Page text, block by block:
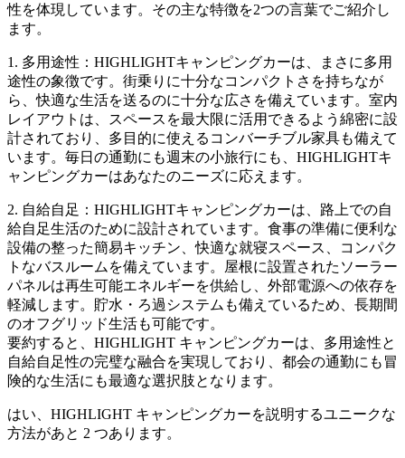
性を体現しています。その主な特徴を2つの言葉でご紹介し
ます。
1. 多用途性：HIGHLIGHTキャンピングカーは、まさに多用
途性の象徴です。街乗りに十分なコンパクトさを持ちなが
ら、快適な生活を送るのに十分な広さを備えています。室内
レイアウトは、スペースを最大限に活用できるよう綿密に設
計されており、多目的に使えるコンバーチブル家具も備えて
います。毎日の通勤にも週末の小旅行にも、HIGHLIGHTキ
ャンピングカーはあなたのニーズに応えます。
2. 自給自足：HIGHLIGHTキャンピングカーは、路上での自
給自足生活のために設計されています。食事の準備に便利な
設備の整った簡易キッチン、快適な就寝スペース、コンパク
トなバスルームを備えています。屋根に設置されたソーラー
パネルは再生可能エネルギーを供給し、外部電源への依存を
軽減します。貯水・ろ過システムも備えているため、長期間
のオフグリッド生活も可能です。
要約すると、HIGHLIGHT キャンピングカーは、多用途性と
自給自足性の完璧な融合を実現しており、都会の通勤にも冒
険的な生活にも最適な選択肢となります。
はい、HIGHLIGHT キャンピングカーを説明するユニークな
方法があと 2 つあります。